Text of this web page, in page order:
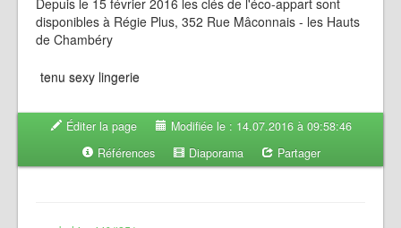
Depuis le 15 février 2016 les clés de l'éco-appart sont
disponibles à Régie Plus, 352 Rue Mâconnais - les Hauts
de Chambéry
tenu sexy lingerie
Éditer la page
Modifiée le : 14.07.2016 à 09:58:46
Références
Diaporama Partager